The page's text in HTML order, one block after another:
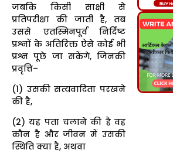
जबकि किसी साक्षी से
प्रतिपरीक्षा की जाती है, तब
उससे एतस्मिनपूर्व निर्दिष्ट
प्रश्नों के अतिरिक्त ऐसे कोई भी
प्रश्न पूछे जा सकेंगे, जिनकी
प्रवृत्ति–
(1) उसकी सत्यवादिता परखने
की है,
(2) यह पता चलाने की है वह
कौन है और जीवन में उसकी
स्थिति क्या है, अथवा